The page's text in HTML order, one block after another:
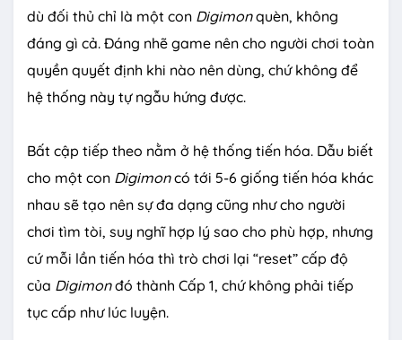
dù đối thủ chỉ là một con Digimonquèn, không
đáng gì cả. Đáng nhẽ game nên cho người chơi toàn
quyền quyết định khi nào nên dùng, chứ không để
hệ thống này tự ngẫu hứng được.
Bất cập tiếp theo nằm ở hệ thống tiến hóa. Dẫu biết
cho một con Digimoncó tới 5-6 giống tiến hóa khác
nhau sẽ tạo nên sự đa dạng cũng như cho người
chơi tìm tòi, suy nghĩ hợp lý sao cho phù hợp, nhưng
cứ mỗi lần tiến hóa thì trò chơi lại “reset” cấp độ
của Digimonđó thành Cấp 1, chứ không phải tiếp
tục cấp như lúc luyện.